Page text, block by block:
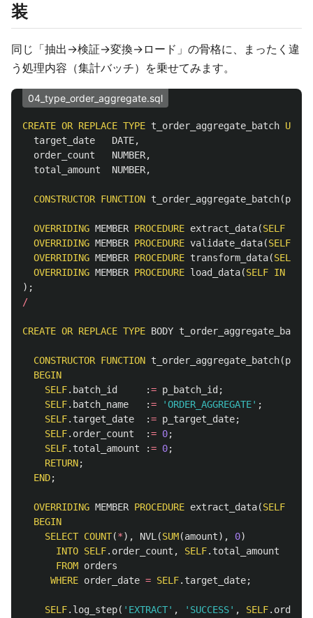
装
同じ「抽出→検証→変換→ロード」の骨格に、まったく違
う処理内容（集計バッチ）を乗せてみます。
04_type_order_aggregate.sql
CREATE OR REPLACE TYPE t_order_aggregate_batch UNDER
target_date
DATE,
order_count
NUMBER,
total_amount
NUMBER,
CONSTRUCTOR FUNCTION t_order_aggregate_batch(
OVERRIDING MEMBER PROCEDURE extract_data(SELF
OVERRIDING MEMBER PROCEDURE validate_data(SELF
OVERRIDING MEMBER PROCEDURE transform_data(SELF
OVERRIDING MEMBER PROCEDURE load_data(SELF IN
);
/
CREATE OR REPLACE TYPE BODY t_order_aggregate_batch
CONSTRUCTOR FUNCTION t_order_aggregate_batch(
BEGIN
SELF. batch_id := p_batch_id ;
SELF. batch_name := 'ORDER_AGGREGATE' ;
SELF. target_date := p_target_date;
SELF. order_count := 0;
SELF. total_amount := 0;
RETURN;
END;
OVERRIDING MEMBER PROCEDURE extract_data(SELF
BEGIN
SELECT COUNT(*), NVL (SUM(amount), 0)
INTO SELF. order_count , SELF. total_amount
FROM orders
WHERE order_date = SELF. target_date;
SELF. log_step( 'EXTRACT' , 'SUCCESS' , SELF.